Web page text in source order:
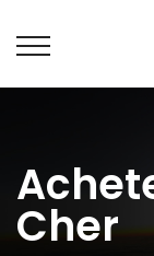
Cher